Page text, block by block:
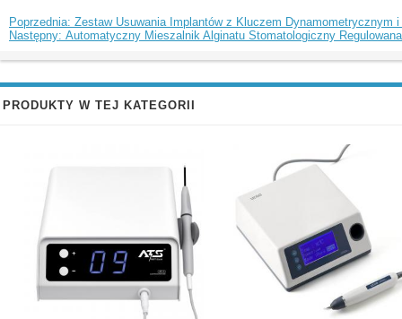
Poprzednia: Zestaw Usuwania Implantów z Kluczem Dynamometrycznym
Następny: Automatyczny Mieszalnik Alginatu Stomatologiczny
PRODUKTY W TEJ KATEGORII